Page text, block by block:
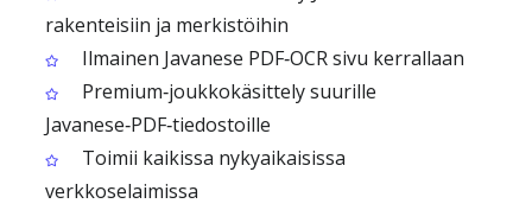
rakenteisiin ja merkistöihin
Ilmainen Javanese PDF‑OCR sivu kerrallaan
Premium‑joukkokäsittely suurille
Javanese‑PDF‑tiedostoille
Toimii kaikissa nykyaikaisissa
verkkoselaimissa